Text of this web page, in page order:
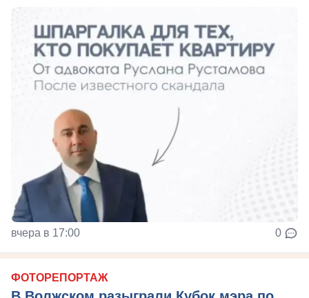
вчера в 17:00 0
ФОТОРЕПОРТАЖ